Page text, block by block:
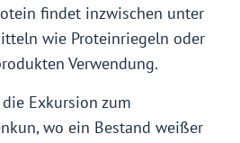
findet inzwischen unter
wie Proteinriegeln oder
Verwendung.
Exkursion zum
wo ein Bestand weißer